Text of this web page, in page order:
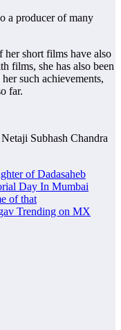
a producer of many
her short films have also
films, she has also been
such achievements,
far.
Subhash Chandra
of Dadasaheb
Day In Mumbai
of that
Trending on MX